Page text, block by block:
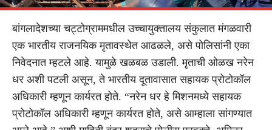
बांगलादेशच्या चट्टोग्राममधील उच्चायुक्तालय संकुलात मंगळवारी
एक भारतीय राजनयिक मृतावस्थेत आढळले, असे पोलिसांनी एका
निवेदनात म्हटले आहे. यामुळे खळबळ उडाली. मृताची ओळख नरेन
धर अशी पटली असून, ते भारतीय दूतावासात सहायक प्रोटोकॉल
अधिकारी म्हणून कार्यरत होते. “नरेन धर हे मिशनमध्ये सहायक
प्रोटोकॉल अधिकारी म्हणून कार्यरत होते, असे आम्हाला सांगण्यात